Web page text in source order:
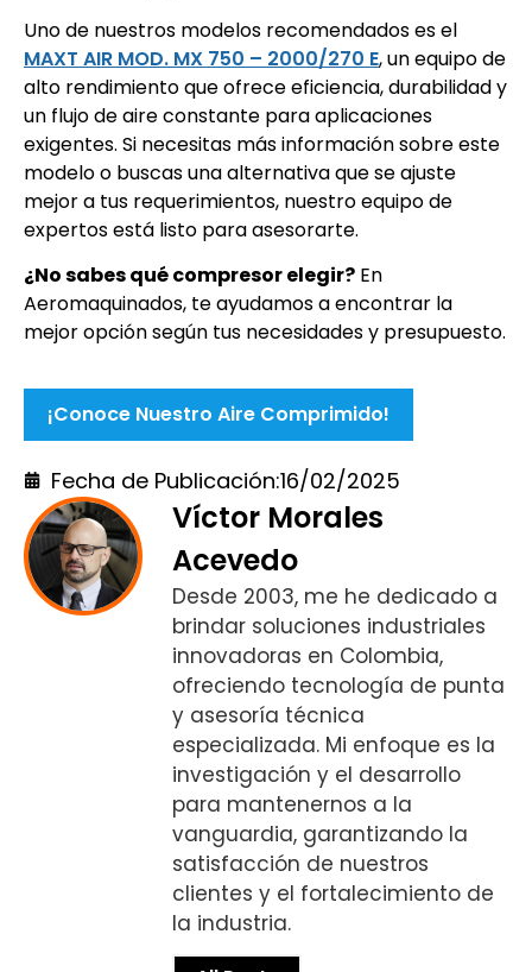
Uno de nuestros modelos recomendados es el
MAXT AIR MOD. MX 750 – 2000/270 E, un equipo de
alto rendimiento que ofrece eficiencia, durabilidad y
un flujo de aire constante para aplicaciones
exigentes. Si necesitas más información sobre este
modelo o buscas una alternativa que se ajuste
mejor a tus requerimientos, nuestro equipo de
expertos está listo para asesorarte.
¿No sabes qué compresor elegir? En
Aeromaquinados, te ayudamos a encontrar la
mejor opción según tus necesidades y presupuesto.
¡Conoce Nuestro Aire Comprimido!
Fecha de Publicación:16/02/2025
Víctor Morales
Acevedo
Desde 2003, me he dedicado a
brindar soluciones industriales
innovadoras en Colombia,
ofreciendo tecnología de punta
y asesoría técnica
especializada. Mi enfoque es la
investigación y el desarrollo
para mantenernos a la
vanguardia, garantizando la
satisfacción de nuestros
clientes y el fortalecimiento de
la industria.